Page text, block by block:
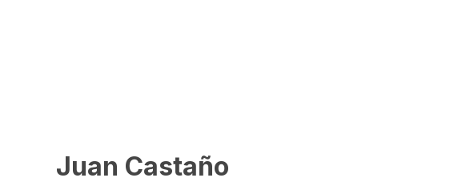
Juan Castaño